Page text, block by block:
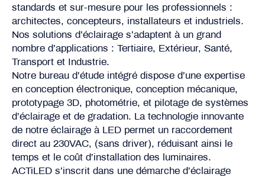
standards et sur-mesure pour les professionnels :
architectes, concepteurs, installateurs et industriels.
Nos solutions d’éclairage s’adaptent à un grand
nombre d’applications : Tertiaire, Extérieur, Santé,
Transport et Industrie.
Notre bureau d’étude intégré dispose d’une expertise
en conception électronique, conception mécanique,
prototypage 3D, photométrie, et pilotage de systèmes
d’éclairage et de gradation. La technologie innovante
de notre éclairage à LED permet un raccordement
direct au 230VAC, (sans driver), réduisant ainsi le
temps et le coût d’installation des luminaires.
ACTiLED s’inscrit dans une démarche d’éclairage